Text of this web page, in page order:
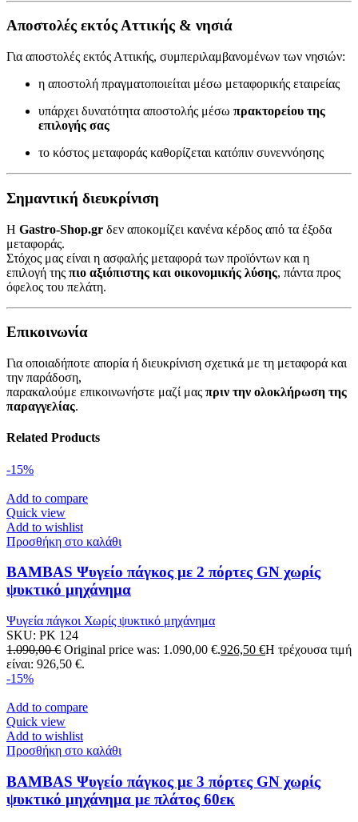
Αποστολές εκτός Αττικής & νησιά
Για αποστολές εκτός Αττικής, συμπεριλαμβανομένων των νησιών:
η αποστολή πραγματοποιείται μέσω μεταφορικής εταιρείας
υπάρχει δυνατότητα αποστολής μέσω πρακτορείου της
επιλογής σας
το κόστος μεταφοράς καθορίζεται κατόπιν συνεννόησης
Σημαντική διευκρίνιση
Η Gastro-Shop.gr δεν αποκομίζει κανένα κέρδος από τα έξοδα
μεταφοράς.
Στόχος μας είναι η ασφαλής μεταφορά των προϊόντων και η
επιλογή της πιο αξιόπιστης και οικονομικής λύσης, πάντα προς
όφελος του πελάτη.
Επικοινωνία
Για οποιαδήποτε απορία ή διευκρίνιση σχετικά με τη μεταφορά και
την παράδοση,
παρακαλούμε επικοινωνήστε μαζί μας πριν την ολοκλήρωση της
παραγγελίας.
Related Products
-15%
Add to compare
Quick view
Add to wishlist
Προσθήκη στο καλάθι
BAMBAS Ψυγείο πάγκος με 2 πόρτες GN χωρίς
ψυκτικό μηχάνημα
Ψυγεία πάγκοι Χωρίς ψυκτικό μηχάνημα
SKU: PK 124
1.090,00€ Original price was: 1.090,00 €.926,50 €Η τρέχουσα τιμή
είναι: 926,50 €.
-15%
Add to compare
Quick view
Add to wishlist
Προσθήκη στο καλάθι
BAMBAS Ψυγείο πάγκος με 3 πόρτες GN χωρίς
ψυκτικό μηχάνημα με πλάτος 60εκ